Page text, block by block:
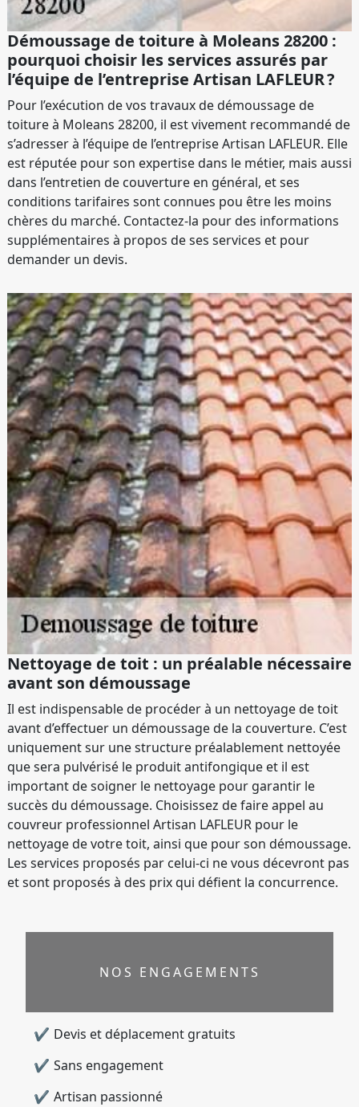
Démoussage de toiture à Moleans 28200 :
pourquoi choisir les services assurés par
l’équipe de l’entreprise Artisan LAFLEUR ?
Pour l’exécution de vos travaux de démoussage de
toiture à Moleans 28200, il est vivement recommandé de
s’adresser à l’équipe de l’entreprise Artisan LAFLEUR. Elle
est réputée pour son expertise dans le métier, mais aussi
dans l’entretien de couverture en général, et ses
conditions tarifaires sont connues pou être les moins
chères du marché. Contactez-la pour des informations
supplémentaires à propos de ses services et pour
demander un devis.
Nettoyage de toit : un préalable nécessaire
avant son démoussage
Il est indispensable de procéder à un nettoyage de toit
avant d’effectuer un démoussage de la couverture. C’est
uniquement sur une structure préalablement nettoyée
que sera pulvérisé le produit antifongique et il est
important de soigner le nettoyage pour garantir le
succès du démoussage. Choisissez de faire appel au
couvreur professionnel Artisan LAFLEUR pour le
nettoyage de votre toit, ainsi que pour son démoussage.
Les services proposés par celui-ci ne vous décevront pas
et sont proposés à des prix qui défient la concurrence.
NOS ENGAGEMENTS
Devis et déplacement gratuits
Sans engagement
Artisan passionné